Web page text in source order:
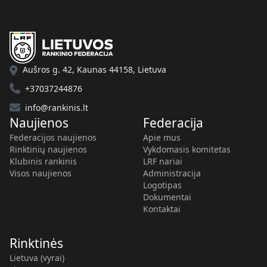
Aušros g. 42, Kaunas 44158, Lietuva
+37037244876
info@rankinis.lt
Naujienos
Federacijos naujienos
Rinktinių naujienos
Klubinis rankinis
Visos naujienos
Federacija
Apie mus
Vykdomasis komitetas
LRF nariai
Administracija
Logotipas
Dokumentai
Kontaktai
Rinktinės
Lietuva (vyrai)